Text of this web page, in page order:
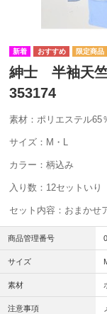
紳士 半袖天
353174
素材：ポリエステル65
サイズ：M・L
カラー：柄込み
入り数：12セットいり
セット内容：おまかせ
商品管理番号
サイズ
素材
注意事項